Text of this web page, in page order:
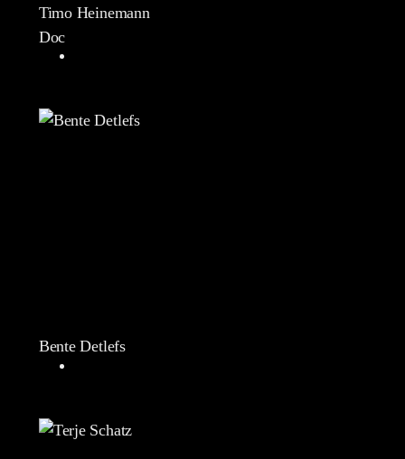
Timo Heinemann
Doc
Bente Detlefs